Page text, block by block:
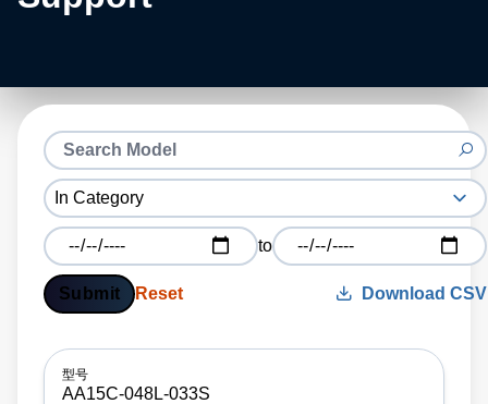
to
Submit Reset Download CSV
AA15C-048L-033S